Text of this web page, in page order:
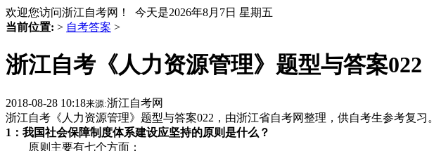
欢迎您访问浙江自考网！ 今天是2026年8月7日 星期五
当前位置: > 自考答案 >
浙江自考《人力资源管理》题型与答案022
2018-08-28 10:18来源:浙江自考网
浙江自考《人力资源管理》题型与答案022，由浙江省自考网整理，供自考生参考复习。
1：我国社会保障制度体系建设应坚持的原则是什么？
原则主要有七个方面：